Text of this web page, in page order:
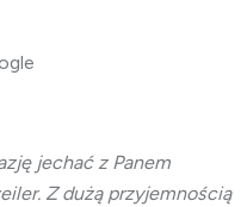
jechać z Panem
Z dużą przyjemnością